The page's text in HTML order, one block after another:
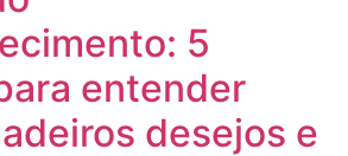
5
entender
desejos e